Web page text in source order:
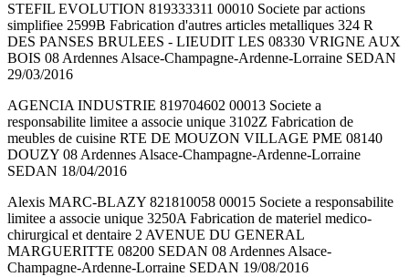
STEFIL EVOLUTION 819333311 00010 Societe par actions
simplifiee 2599B Fabrication d'autres articles metalliques 324 R
DES PANSES BRULEES - LIEUDIT LES 08330 VRIGNE AUX
BOIS 08 Ardennes Alsace-Champagne-Ardenne-Lorraine SEDAN
29/03/2016
AGENCIA INDUSTRIE 819704602 00013 Societe a
responsabilite limitee a associe unique 3102Z Fabrication de
meubles de cuisine RTE DE MOUZON VILLAGE PME 08140
DOUZY 08 Ardennes Alsace-Champagne-Ardenne-Lorraine
SEDAN 18/04/2016
Alexis MARC-BLAZY 821810058 00015 Societe a responsabilite
limitee a associe unique 3250A Fabrication de materiel medico-
chirurgical et dentaire 2 AVENUE DU GENERAL
MARGUERITTE 08200 SEDAN 08 Ardennes Alsace-
Champagne-Ardenne-Lorraine SEDAN 19/08/2016